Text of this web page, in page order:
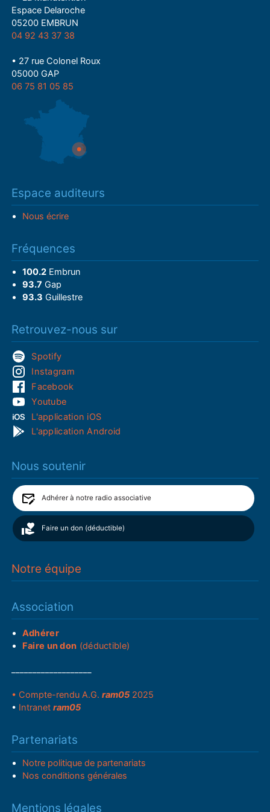
Espace Delaroche
05200 EMBRUN
04 92 43 37 38
• 27 rue Colonel Roux
05000 GAP
06 75 81 05 85
Espace auditeurs
Nous écrire
Fréquences
100.2Embrun
93.7 Gap
93.3 Guillestre
Retrouvez-nous sur
Spotify
Instagram
Facebook
Youtube
L'application iOS
L'application Android
Nous soutenir
Adhérer à notre radio associative
Faire un don (déductible)
Notre équipe
Association
Adhérer
Faire un don (déductible)
• Compte-rendu A.G.ram05 2025
• Intranetram05
Partenariats
Notre politique de partenariats
Nos conditions générales
Mentions légales